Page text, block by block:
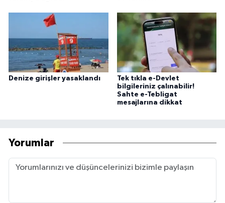
Denize girişler yasaklandı
Tek tıkla e-Devlet
bilgileriniz çalınabilir!
Sahte e-Tebligat
mesajlarına dikkat
Yorumlar